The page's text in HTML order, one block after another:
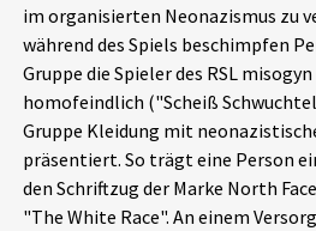
Phänomene
Aktuelles
Alle Beiträge
Veranstaltungen
Über uns
im organisierten Neonazismus zu
während des Spiels beschimpfen
Gruppe die Spieler des RSL
homofeindlich ("Scheiß
Gruppe Kleidung mit
präsentiert. So trägt eine Person
den Schriftzug der Marke North
"The White Race". An einem